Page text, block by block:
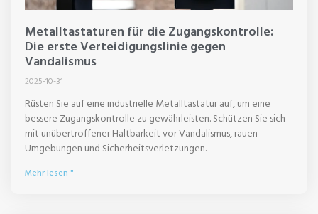
Metalltastaturen für die Zugangskontrolle:
Die erste Verteidigungslinie gegen
Vandalismus
2025-10-31
Rüsten Sie auf eine industrielle Metalltastatur auf, um eine
bessere Zugangskontrolle zu gewährleisten. Schützen Sie sich
mit unübertroffener Haltbarkeit vor Vandalismus, rauen
Umgebungen und Sicherheitsverletzungen.
Mehr lesen "